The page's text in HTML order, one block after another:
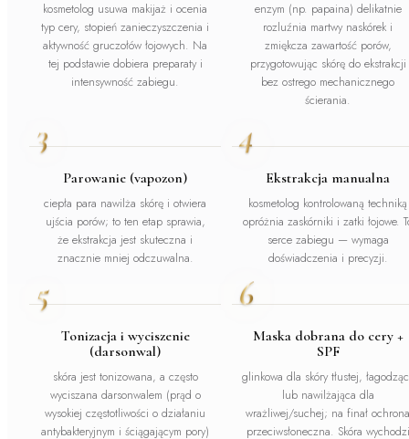
kosmetolog usuwa makijaż i ocenia
typ cery, stopień zanieczyszczenia i
aktywność gruczołów łojowych. Na
tej podstawie dobiera preparaty i
intensywność zabiegu.
enzym (np. papaina) delikatnie
rozluźnia martwy naskórek i
zmiękcza zawartość porów,
przygotowując skórę do ekstrakcji
bez ostrego mechanicznego
ścierania.
3
Parowanie (vapozon)
ciepła para nawilża skórę i otwiera
ujścia porów; to ten etap sprawia,
że ekstrakcja jest skuteczna i
znacznie mniej odczuwalna.
4
Ekstrakcja manualna
kosmetolog kontrolowaną techniką
opróżnia zaskórniki i zatki łojowe.
serce zabiegu — wymaga
doświadczenia i precyzji.
5
Tonizacja i wyciszenie
(darsonwal)
skóra jest tonizowana, a często
wyciszana darsonwalem (prąd o
wysokiej częstotliwości o działaniu
antybakteryjnym i ściągającym pory)
6
Maska dobrana do cery +
SPF
glinkowa dla skóry tłustej,
lub nawilżająca dla
wrażliwej/suchej; na finał ochrona
przeciwsłoneczna. Skóra wychodzi